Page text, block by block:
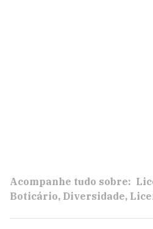
Acompanhe tudo sobre:
Boticário Diversidade